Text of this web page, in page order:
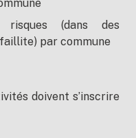
risques (dans des
par commune
doivent s’inscrire